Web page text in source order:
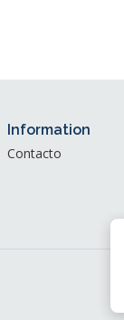
Information
Contacto